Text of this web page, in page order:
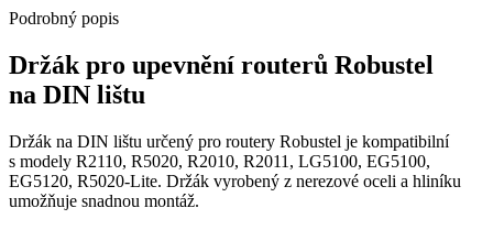
Podrobný popis
Držák pro upevnění routerů Robustel
na DIN lištu
Držák na DIN lištu určený pro routery Robustel je kompatibilní
s modely R2110, R5020, R2010, R2011, LG5100, EG5100,
EG5120, R5020-Lite. Držák vyrobený z nerezové oceli a hliníku
umožňuje snadnou montáž.